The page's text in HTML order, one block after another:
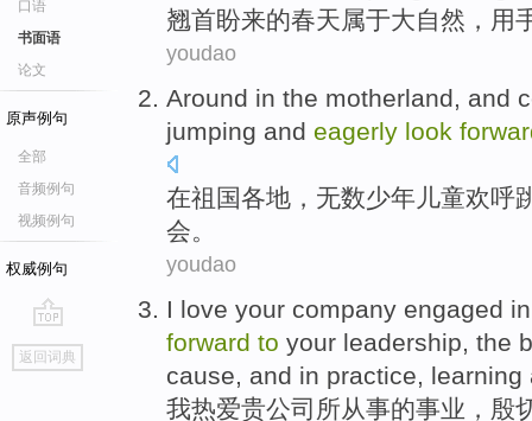
口语
书面语
论文
原声例句
全部
音频例句
视频例句
权威例句
go
top
返回词典
翘首盼来的春天属于大自然 ， 用
youdao
Around in the motherland, and
jumping and eagerly look
在祖国各地 ， 无数少年儿童欢呼
会。
youdao
I love your company engaged in
forward to your leadership , the
cause, and in practice learning
我热爱贵公司 所从事的事业 ， 殷